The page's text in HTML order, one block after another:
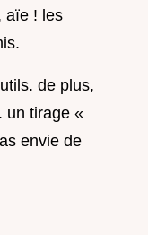
aïe ! les
de plus,
un tirage «
envie de